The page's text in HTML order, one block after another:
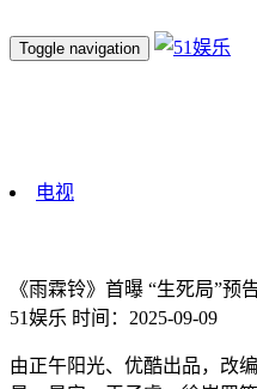
Toggle navigation
电视
《雨霖铃》首曝 “生死局”
51娱乐 时间：2025-09-09
由正午阳光、优酷出品，改